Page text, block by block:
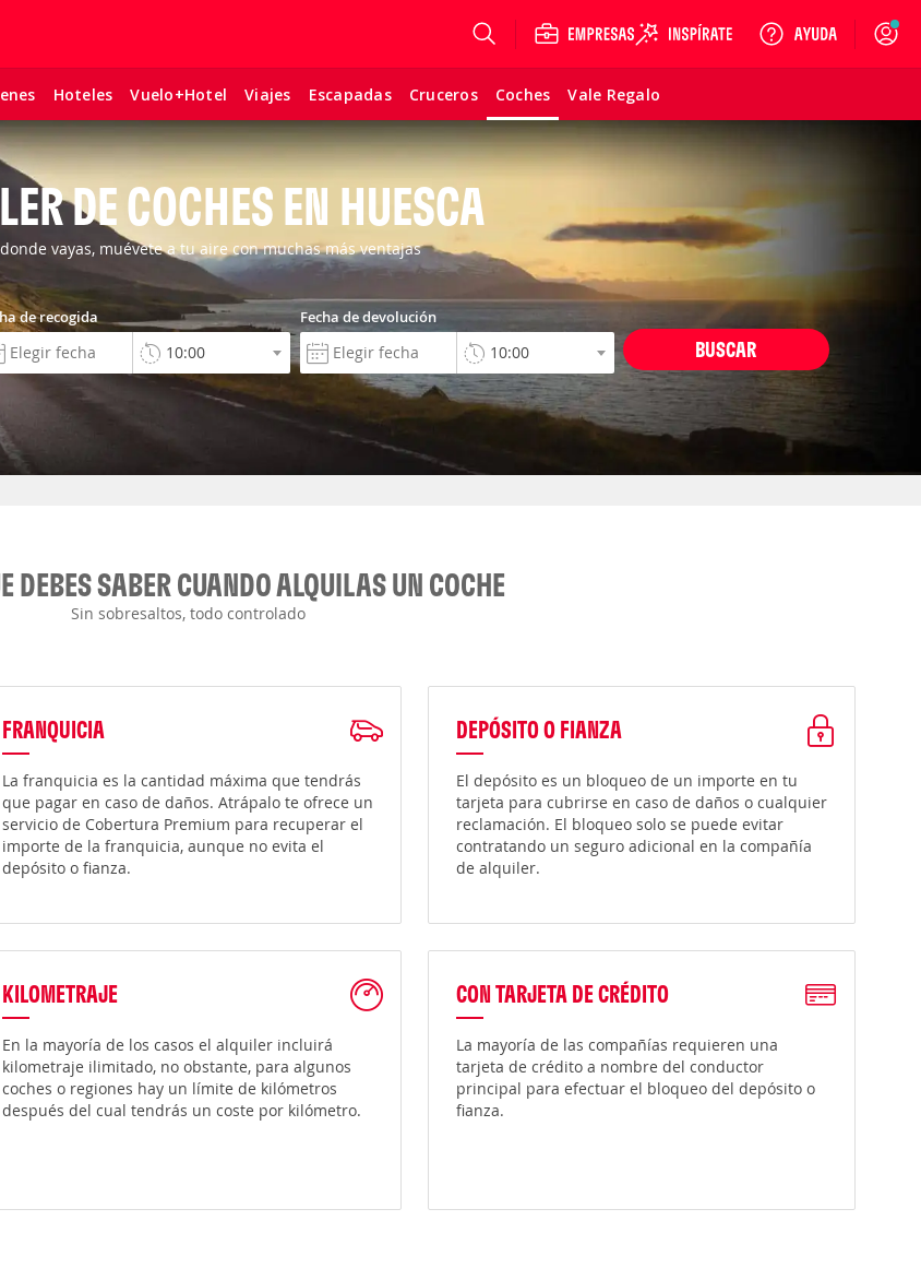
Hoteles Vuelo+Hotel Viajes Escapadas Cruceros Coches Vale Regalo
Login
DE COCHES EN HUESCA
vayas, muévete a tu aire con muchas más ventajas
de recogida Fecha de devolución
BUSCAR
DEBES SABER CUANDO ALQUILAS UN COCHE
Sin sobresaltos, todo controlado
FRANQUICIA
La franquicia es la cantidad máxima que tendrás
que pagar en caso de daños. Atrápalo te ofrece un
servicio de Cobertura Premium para recuperar el
importe de la franquicia, aunque no evita el
depósito o fianza.
DEPÓSITO O FIANZA
El depósito es un bloqueo de un importe en tu
tarjeta para cubrirse en caso de daños o cualquier
reclamación. El bloqueo solo se puede evitar
contratando un seguro adicional en la compañía
de alquiler.
KILOMETRAJE
En la mayoría de los casos el alquiler incluirá
kilometraje ilimitado, no obstante, para algunos
coches o regiones hay un límite de kilómetros
después del cual tendrás un coste por kilómetro.
CON TARJETA DE CRÉDITO
La mayoría de las compañías requieren una
tarjeta de crédito a nombre del conductor
principal para efectuar el bloqueo del depósito o
fianza.